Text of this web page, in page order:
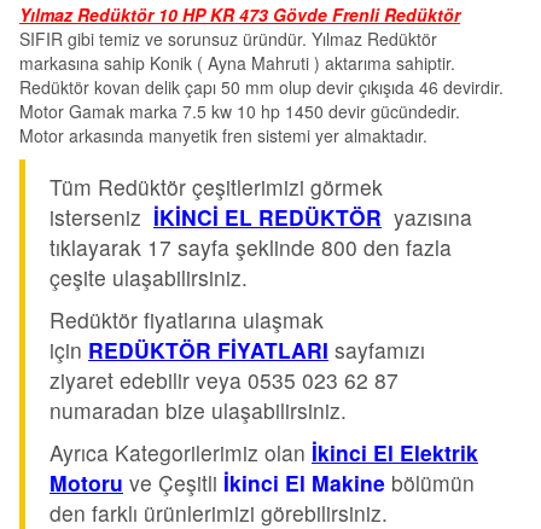
Yılmaz Redüktör 10 HP KR 473 Gövde Frenli Redüktör
SIFIR gibi temiz ve sorunsuz üründür. Yılmaz Redüktör
markasına sahip Konik ( Ayna Mahruti ) aktarıma sahiptir.
Redüktör kovan delik çapı 50 mm olup devir çıkışıda 46 devirdir.
Motor Gamak marka 7.5 kw 10 hp 1450 devir gücündedir.
Motor arkasında manyetik fren sistemi yer almaktadır.
Tüm Redüktör çeşitlerimizi görmek
isterseniz İKİNCİ EL REDÜKTÖR yazısına
tıklayarak 17 sayfa şeklinde 800 den fazla
çeşite ulaşabilirsiniz.
Redüktör fiyatlarına ulaşmak
için REDÜKTÖR FİYATLARI sayfamızı
ziyaret edebilir veya 0535 023 62 87
numaradan bize ulaşabilirsiniz.
Ayrıca Kategorilerimiz olan İkinci El Elektrik
Motoru ve Çeşitli İkinci El Makine bölümün
den farklı ürünlerimizi görebilirsiniz.